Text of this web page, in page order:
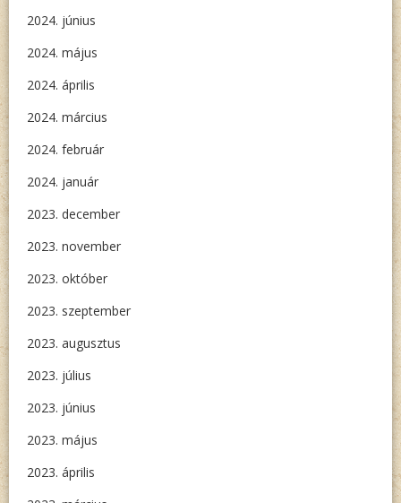
2024. június
2024. május
2024. április
2024. március
2024. február
2024. január
2023. december
2023. november
2023. október
2023. szeptember
2023. augusztus
2023. július
2023. június
2023. május
2023. április